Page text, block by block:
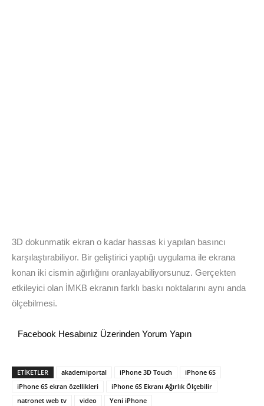
3D dokunmatik ekran o kadar hassas ki yapılan basıncı
karşılaştırabiliyor. Bir geliştirici yaptığı uygulama ile ekrana
konan iki cismin ağırlığını oranlayabiliyorsunuz. Gerçekten
etkileyici olan İMKB ekranın farklı baskı noktalarını aynı anda
ölçebilmesi.
Facebook Hesabınız Üzerinden Yorum Yapın
ETİKETLER akademiportal iPhone 3D Touch
iPhone 6S
iPhone 6S ekran özellikleri
iPhone 6S Ekranı Ağırlık Ölçebilir
natronet web tv
video Yeni iPhone